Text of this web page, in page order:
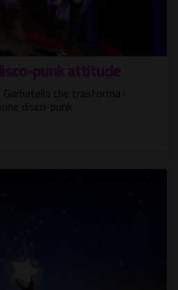
punk attitude
che trasforma i
disco-punk